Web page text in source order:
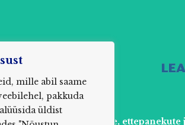
mille abil saame
pakkuda
üldist
Küsimuste,